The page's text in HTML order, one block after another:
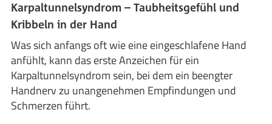
Karpaltunnelsyndrom – Taubheitsgefühl und
Kribbeln in der Hand
Was sich anfangs oft wie eine eingeschlafene Hand
anfühlt, kann das erste Anzeichen für ein
Karpaltunnelsyndrom sein, bei dem ein beengter
Handnerv zu unangenehmen Empfindungen und
Schmerzen führt.